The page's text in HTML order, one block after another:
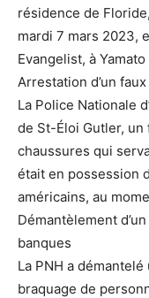
résidence de
mardi 7 mars 2023,
Evangelist, à
Arrestation d’un
La Police Nationale
de St-Éloi Gutler, un
chaussures qui
était en possession
américains, au
Démantèlement
banques
La PNH a
braquage de